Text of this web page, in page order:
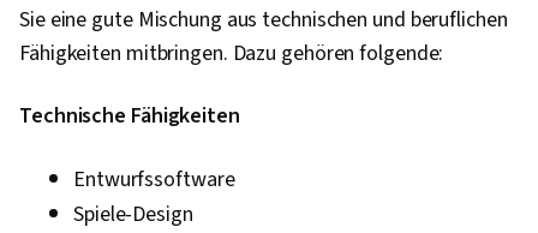
Sie eine gute Mischung aus technischen und beruflichen
Fähigkeiten mitbringen. Dazu gehören folgende:
Technische Fähigkeiten
Entwurfssoftware
Spiele-Design